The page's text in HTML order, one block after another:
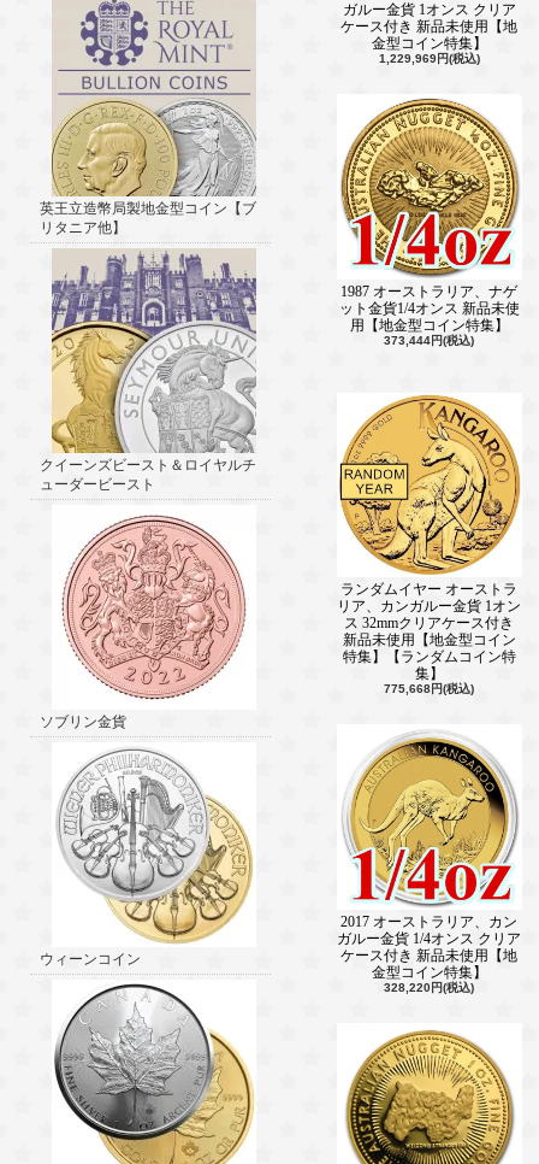
英王立造幣局製地金型コイン【ブ
リタニア他】
クイーンズビースト＆ロイヤルチ
ューダービースト
ソブリン金貨
ウィーンコイン
ガルー金貨 1オンス クリア
ケース付き 新品未使用【地
金型コイン特集】
1,229,969円(税込)
1987 オーストラリア、ナゲ
ット金貨1/4オンス 新品未使
用【地金型コイン特集】
373,444円(税込)
ランダムイヤー オーストラ
リア、カンガルー金貨 1オン
ス 32mmクリアケース付き
新品未使用【地金型コイン
特集】【ランダムコイン特
集】
775,668円(税込)
2017 オーストラリア、カン
ガルー金貨 1/4オンス クリア
ケース付き 新品未使用【地
金型コイン特集】
328,220円(税込)